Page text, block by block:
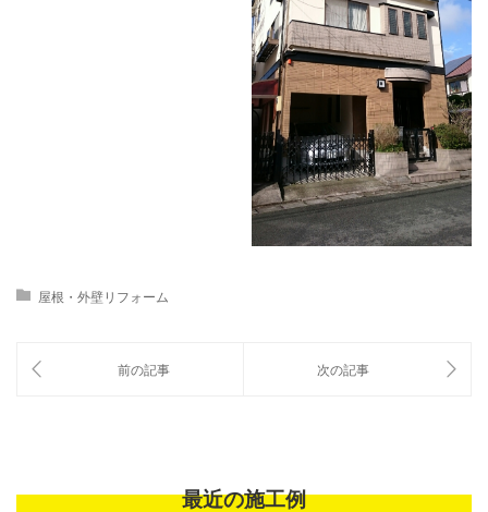
屋根・外壁リフォーム
最近の施工例